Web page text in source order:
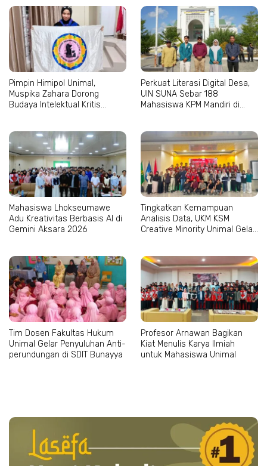
Pimpin Himipol Unimal,
Muspika Zahara Dorong
Budaya Intelektual Kritis
Perkuat Literasi Digital Desa,
UIN SUNA Sebar 188
Mahasiswa KPM Mandiri di
Mahasiswa Lhokseumawe
Adu Kreativitas Berbasis AI di
Gemini Aksara 2026
Tingkatkan Kemampuan
Analisis Data, UKM KSM
Creative Minority Unimal Gelar
Tim Dosen Fakultas Hukum
Unimal Gelar Penyuluhan Anti-
perundungan di SDIT Bunayya
Profesor Arnawan Bagikan
Kiat Menulis Karya Ilmiah
untuk Mahasiswa Unimal